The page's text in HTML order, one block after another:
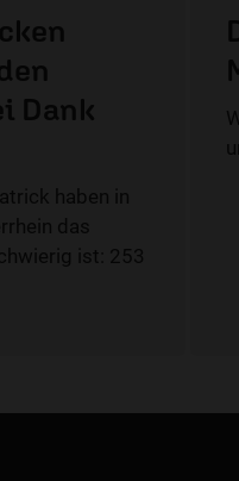
Dank
haben in
das
ist: 253